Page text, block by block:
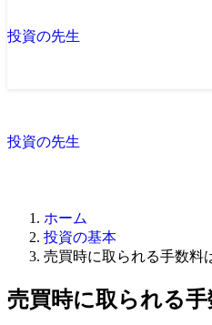
投資の先生
投資の先生
ホーム
投資の基本
売買時に取られる手数料
売買時に取られる